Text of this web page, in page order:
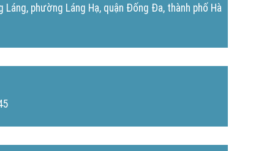
phường Láng Hạ, quận Đống Đa, thành phố Hà